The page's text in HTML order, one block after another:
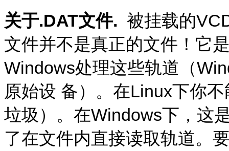
关于.DAT文件. 被挂载的
文件并不是真正的文件！它
Windows处理这些轨道（
原始设 备）。在Linux下你
垃圾）。在Windows下，这
了在文件内直接读取轨道。